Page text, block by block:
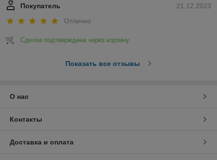
21.12.2023
Покупатель
Отлично
Сделка подтверждена через корзину
Показать все отзывы
О нас
Контакты
Доставка и оплата